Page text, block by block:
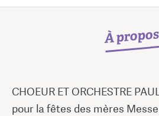
À propos
CHOEUR ET ORCHESTRE
pour la fêtes des mères